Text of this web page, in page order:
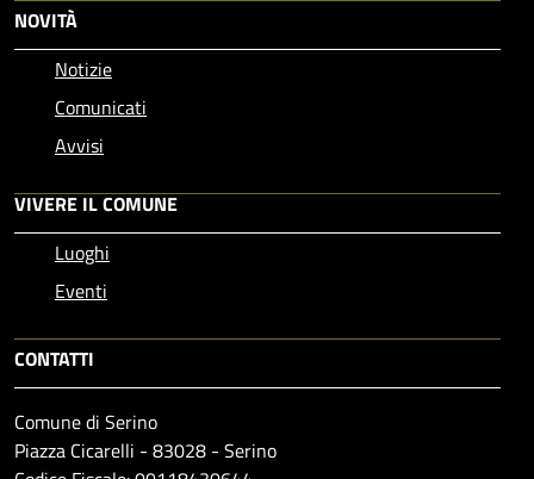
NOVITÀ
Notizie
Comunicati
Avvisi
VIVERE IL COMUNE
Luoghi
Eventi
CONTATTI
Comune di Serino
Piazza Cicarelli - 83028 - Serino